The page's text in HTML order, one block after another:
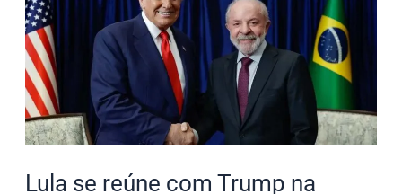
Lula se reúne com Trump na
reúne
com
Trump
na
Malásia
e